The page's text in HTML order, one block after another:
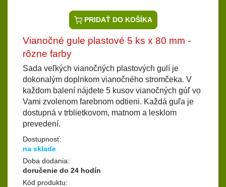
PRIDAŤ DO KOŠÍKA
Vianočné gule plastové 5 ks x 80 mm -
rôzne farby
Sada veľkých vianočných plastových gulí je
dokonalým doplnkom vianočného stromčeka. V
každom balení nájdete 5 kusov vianočných gúľ vo
Vami zvolenom farebnom odtieni. Každá guľa je
dostupná v trblietkovom, matnom a lesklom
prevedení.
Dostupnosť:
na sklade
Doba dodania:
doručenie do 24 hodín
Kód produktu: